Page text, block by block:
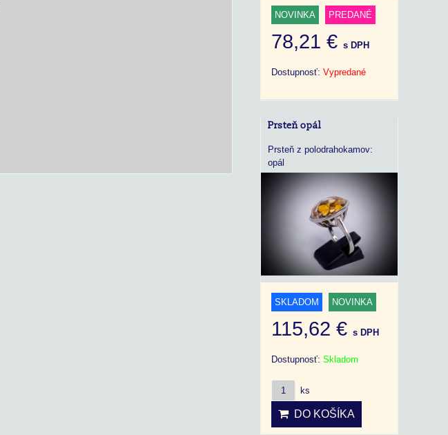
NOVINKA PREDANÉ
78,21 € s DPH
Dostupnosť: Vypredané
Prsteň opál
Prsteň z polodrahokamov:
opál
SKLADOM NOVINKA
115,62 € s DPH
Dostupnosť: Skladom
ks
DO KOŠÍKA